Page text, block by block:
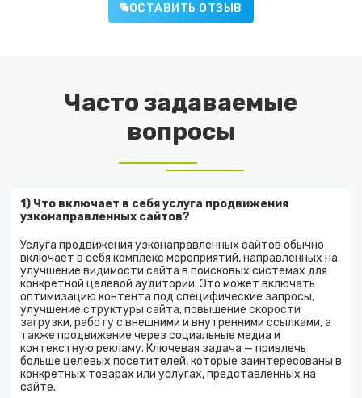
ОСТАВИТЬ ОТЗЫВ
Часто задаваемые
вопросы
1) Что включает в себя услуга продвижения
узконаправленных сайтов?
Услуга продвижения узконаправленных сайтов обычно
включает в себя комплекс мероприятий, направленных на
улучшение видимости сайта в поисковых системах для
конкретной целевой аудитории. Это может включать
оптимизацию контента под специфические запросы,
улучшение структуры сайта, повышение скорости
загрузки, работу с внешними и внутренними ссылками, а
также продвижение через социальные медиа и
контекстную рекламу. Ключевая задача — привлечь
больше целевых посетителей, которые заинтересованы в
конкретных товарах или услугах, представленных на
сайте.